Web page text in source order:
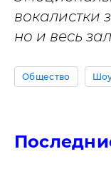
вокалистки
но и весь
Общество